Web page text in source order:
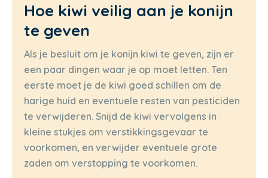
Hoe kiwi veilig aan je konijn
te geven
Als je besluit om je konijn kiwi te geven, zijn er
een paar dingen waar je op moet letten. Ten
eerste moet je de kiwi goed schillen om de
harige huid en eventuele resten van pesticiden
te verwijderen. Snijd de kiwi vervolgens in
kleine stukjes om verstikkingsgevaar te
voorkomen, en verwijder eventuele grote
zaden om verstopping te voorkomen.